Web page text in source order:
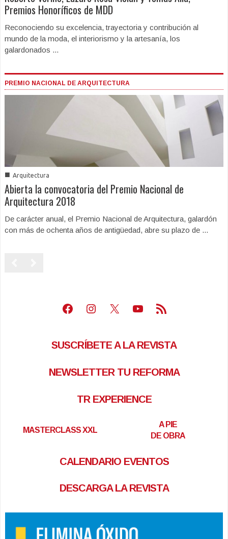
Premios Honoríficos de MDD
Reconociendo su excelencia, trayectoria y contribución al
mundo de la moda, el interiorismo y la artesanía, los
galardonados ...
PREMIO NACIONAL DE ARQUITECTURA
■ Arquitectura
Abierta la convocatoria del Premio Nacional de
Arquitectura 2018
De carácter anual, el Premio Nacional de Arquitectura, galardón
con más de ochenta años de antigüedad, abre su plazo de ...
Facebook
Instagram
X Youtube
Feed RSS
SUSCRÍBETE A LA REVISTA
NEWSLETTER TU REFORMA
TR EXPERIENCE
MASTERCLASS XXL
A PIE
DE OBRA
CALENDARIO EVENTOS
DESCARGA LA REVISTA